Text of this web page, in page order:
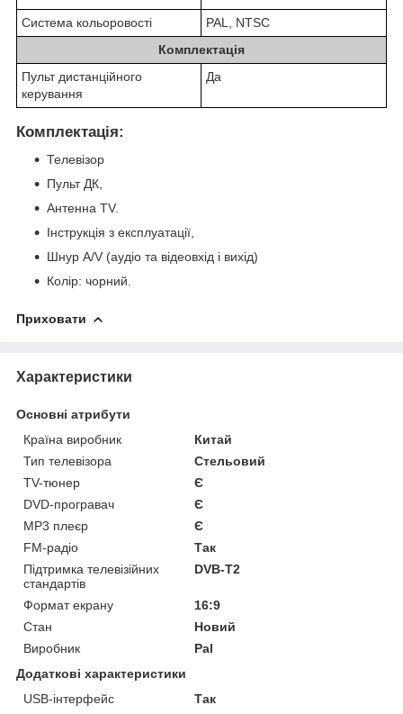
Система кольоровості
PAL, NTSC
Комплектація
Пульт дистанційного
керування
Да
Комплектація:
Телевізор
Пульт ДК,
Антенна TV.
Інструкція з експлуатації,
Шнур A/V (аудіо та відеовхід і вихід)
Колір: чорний.
Приховати
Характеристики
Основні атрибути
Країна виробник
Китай
Тип телевізора
Стельовий
TV-тюнер
Є
DVD-програвач
Є
MP3 плеєр
Є
FM-радіо
Так
Підтримка телевізійних
стандартів
DVB-T2
Формат екрану
16:9
Стан
Новий
Виробник
Pal
Додаткові характеристики
USB-інтерфейс
Так